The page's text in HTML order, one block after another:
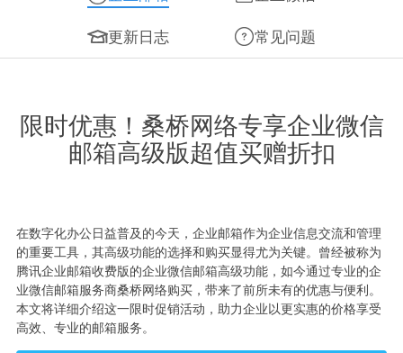
更新日志 常见问题
限时优惠！桑桥网络专享企业微信
邮箱高级版超值买赠折扣
在数字化办公日益普及的今天，企业邮箱作为企业信息交流和管理
的重要工具，其高级功能的选择和购买显得尤为关键。曾经被称为
腾讯企业邮箱收费版的企业微信邮箱高级功能，如今通过专业的企
业微信邮箱服务商桑桥网络购买，带来了前所未有的优惠与便利。
本文将详细介绍这一限时促销活动，助力企业以更实惠的价格享受
高效、专业的邮箱服务。